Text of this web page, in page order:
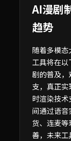
AI漫剧
趋势
随着多模
工具将在
剧的普及
支，真正
时渲染技
间通过语
货、连麦
善，未来工